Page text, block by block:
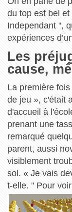
du top est bel
Independant ",
expériences
Les
cause,
La première
de jeu », c'était
d'accueil à
prenant une
remarqué
parent, aussi
visiblement
sol. « Je vais
t-elle. " Pour